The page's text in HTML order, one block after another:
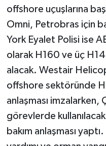
offshore uçuşlarına
Omni, Petrobras için
York Eyalet Polisi ise
olarak H160 ve üç
alacak. Westair
offshore sektöründe
anlaşması
görevlerde
bakım anlaşması